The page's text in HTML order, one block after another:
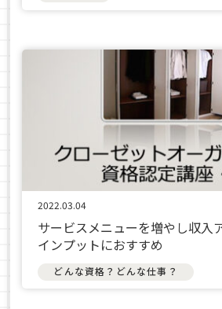
2022.03.04
サービスメニューを増やし収入
インプットにおすすめ
どんな資格？どんな仕事？